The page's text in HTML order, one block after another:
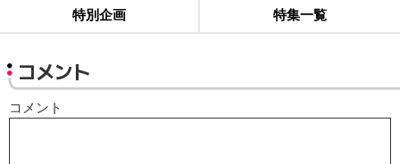
特別企画 特集一覧
コメント
コメント